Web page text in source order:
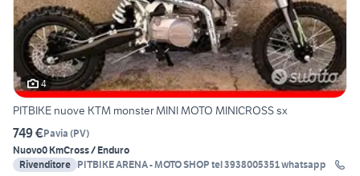
4
PITBIKE nuove KTM monster MINI MOTO MINICROSS sx
749 €Pavia (PV)
Nuovo0 KmCross / Enduro
Rivenditore PITBIKE ARENA - MOTO SHOP tel 3938005351 whatsapp